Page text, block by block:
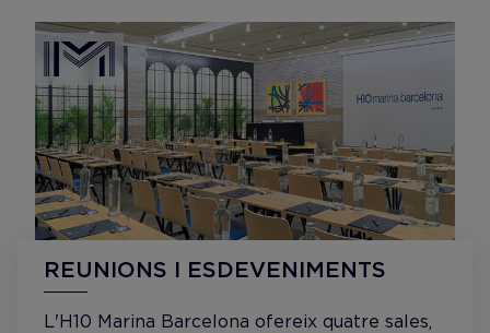
REUNIONS I ESDEVENIMENTS
L'H10 Marina Barcelona ofereix quatre sales,